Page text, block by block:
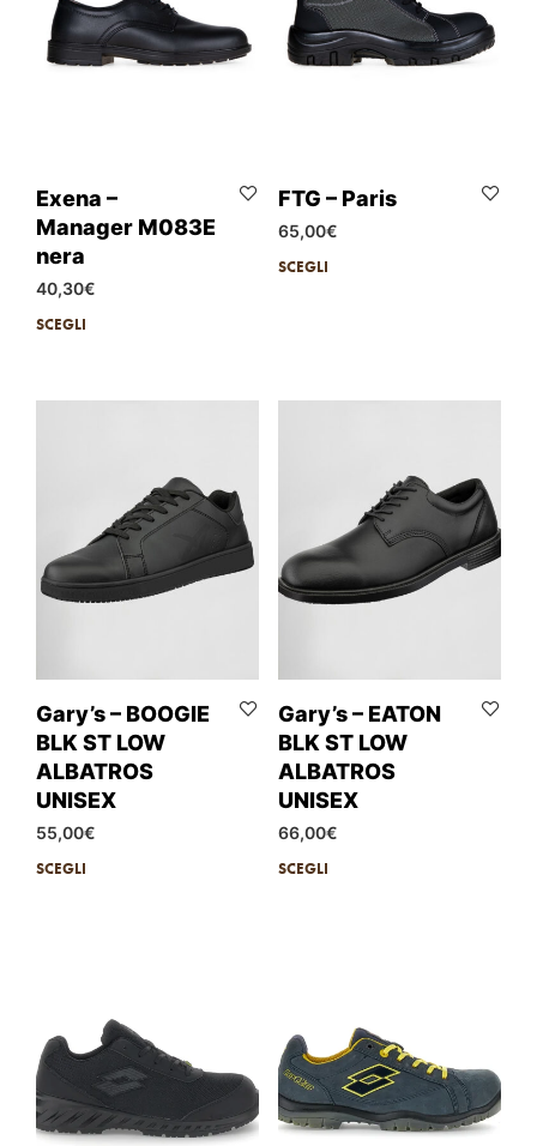
Exena –
Manager M083E
nera
40,30€
SCEGLI
FTG – Paris
65,00€
SCEGLI
Gary’s – BOOGIE
BLK ST LOW
ALBATROS
UNISEX
55,00€
SCEGLI
Gary’s – EATON
BLK ST LOW
ALBATROS
UNISEX
66,00€
SCEGLI